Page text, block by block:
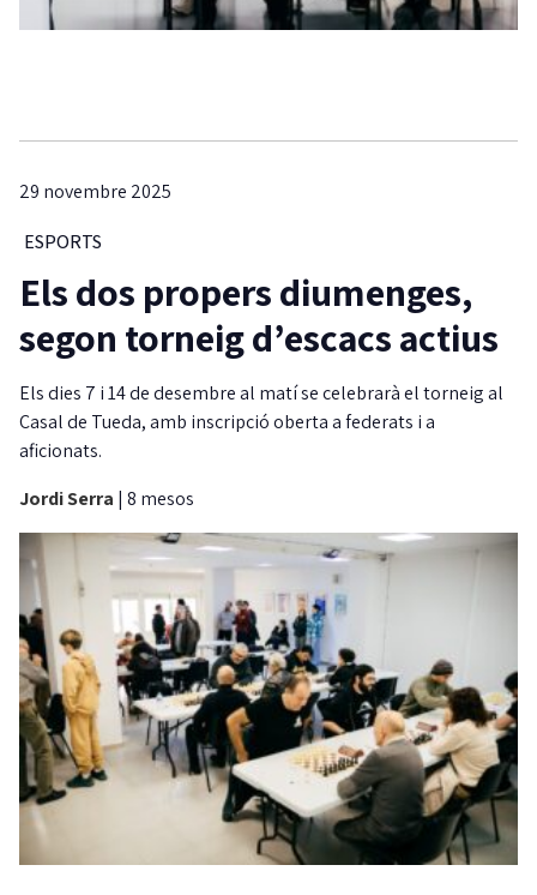
29 novembre 2025
ESPORTS
Els dos propers diumenges,
segon torneig d’escacs actius
Els dies 7 i 14 de desembre al matí se celebrarà el torneig al
Casal de Tueda, amb inscripció oberta a federats i a
aficionats.
Jordi Serra | 8 mesos